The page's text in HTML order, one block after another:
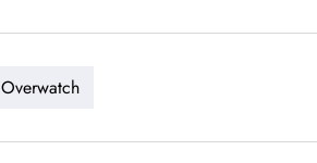
Overwatch